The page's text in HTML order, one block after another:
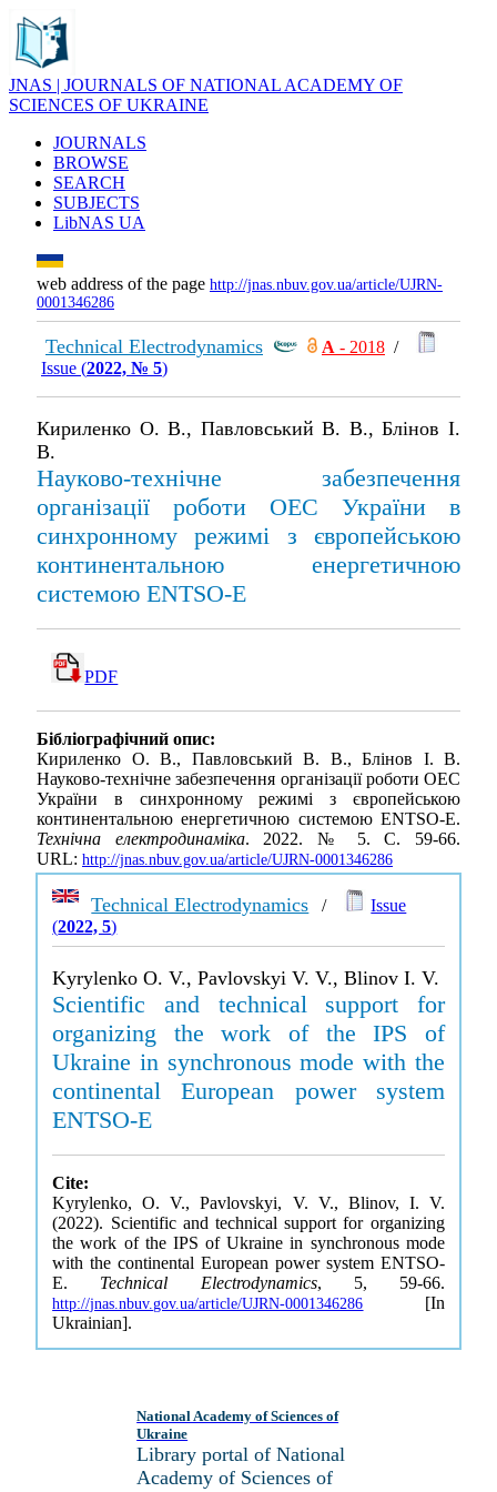
JNAS | JOURNALS OF NATIONAL ACADEMY OF
SCIENCES OF UKRAINE
JOURNALS
BROWSE
SEARCH
SUBJECTS
LibNAS UA
web address of the page http://jnas.nbuv.gov.ua/article/UJRN-
0001346286
Technical Electrodynamics А - 2018 /
Issue (2022, № 5)
Кириленко О. В., Павловський В. В., Блінов І.
В.
Науково-технічне забезпечення
організації роботи ОЕС України в
синхронному режимі з європейською
континентальною енергетичною
системою ENTSO-E
PDF
Бібліографічний опис:
Кириленко О. В., Павловський В. В., Блінов І. В.
Науково-технічне забезпечення організації роботи ОЕС
України в синхронному режимі з європейською
континентальною енергетичною системою ENTSO-E.
Технічна електродинаміка. 2022. № 5. С. 59-66.
URL: http://jnas.nbuv.gov.ua/article/UJRN-0001346286
Technical Electrodynamics /
Issue
(2022, 5)
Kyrylenko O. V., Pavlovskyi V. V., Blinov I. V.
Scientific and technical support for
organizing the work of the IPS of
Ukraine in synchronous mode with the
continental European power system
ENTSO-E
Cite:
Kyrylenko, O. V., Pavlovskyi, V. V., Blinov, I. V.
(2022). Scientific and technical support for organizing
the work of the IPS of Ukraine in synchronous mode
with the continental European power system ENTSO-
E. Technical Electrodynamics, 5, 59-66.
http://jnas.nbuv.gov.ua/article/UJRN-0001346286 [In
Ukrainian].
National Academy of Sciences of
Ukraine
Library portal of National
Academy of Sciences of